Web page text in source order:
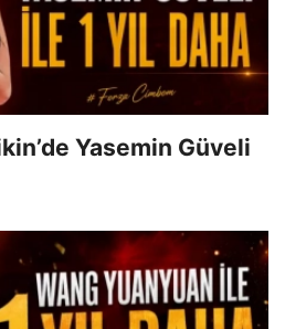
Yasemin Güveli